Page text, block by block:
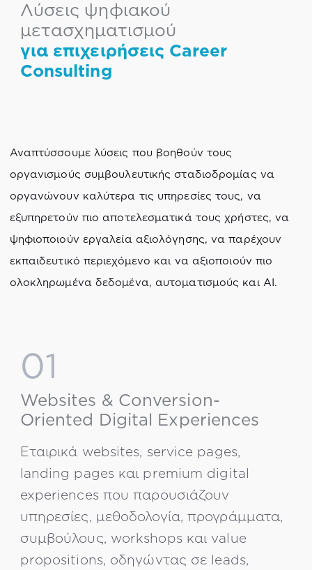
Λύσεις ψηφιακού
μετασχηματισμού
για επιχειρήσεις Career
Consulting
Αναπτύσσουμε λύσεις που βοηθούν τους
οργανισμούς συμβουλευτικής σταδιοδρομίας να
οργανώνουν καλύτερα τις υπηρεσίες τους, να
εξυπηρετούν πιο αποτελεσματικά τους χρήστες, να
ψηφιοποιούν εργαλεία αξιολόγησης, να παρέχουν
εκπαιδευτικό περιεχόμενο και να αξιοποιούν πιο
ολοκληρωμένα δεδομένα, αυτοματισμούς και AI.
01
Websites & Conversion-
Oriented Digital Experiences
Εταιρικά websites, service pages,
landing pages και premium digital
experiences που παρουσιάζουν
υπηρεσίες, μεθοδολογία, προγράμματα,
συμβούλους, workshops και value
propositions, οδηγώντας σε leads,